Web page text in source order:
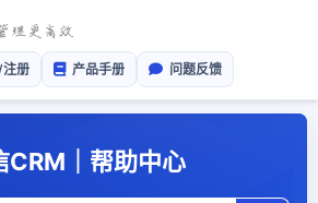
册 产品手册 问题反馈
CRM｜帮助中心